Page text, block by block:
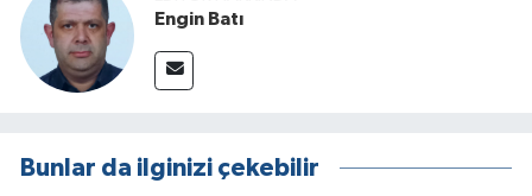
Engin Batı
Bunlar da ilginizi çekebilir